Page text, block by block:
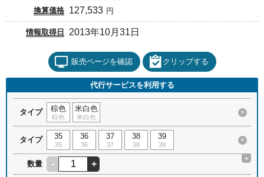
換算価格 127,533 円
情報取得日 2013年10月31日
販売ページを確認 クリップする
代行サービスを利用する
タイプ 棕色
棕色
米白色
米白色
×
タイプ 35
35
36
36
37
37
38
38
39
39
×
数量 - +
+